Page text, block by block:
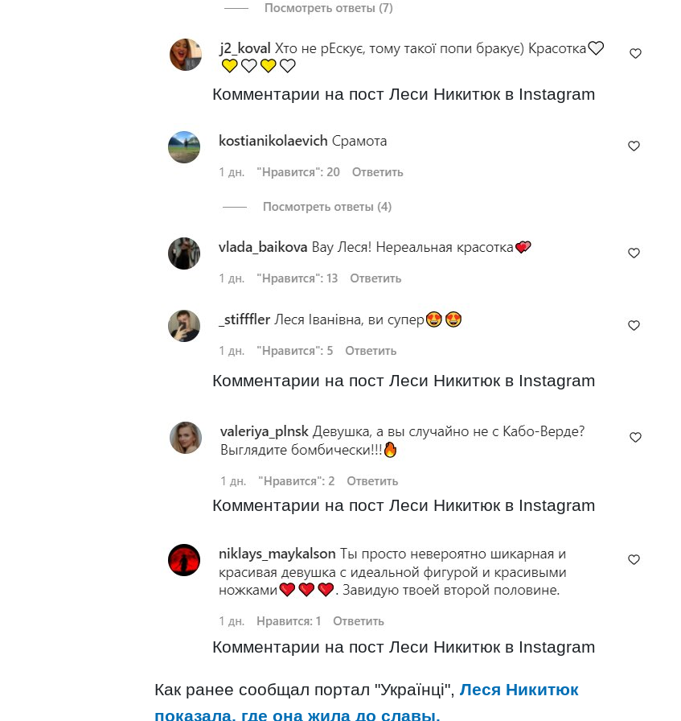
Комментарии на пост Леси Никитюк в Instagram
Комментарии на пост Леси Никитюк в Instagram
Комментарии на пост Леси Никитюк в Instagram
Комментарии на пост Леси Никитюк в Instagram
Как ранее сообщал портал "Українці", Леся Никитюк
показала, где она жила до славы.